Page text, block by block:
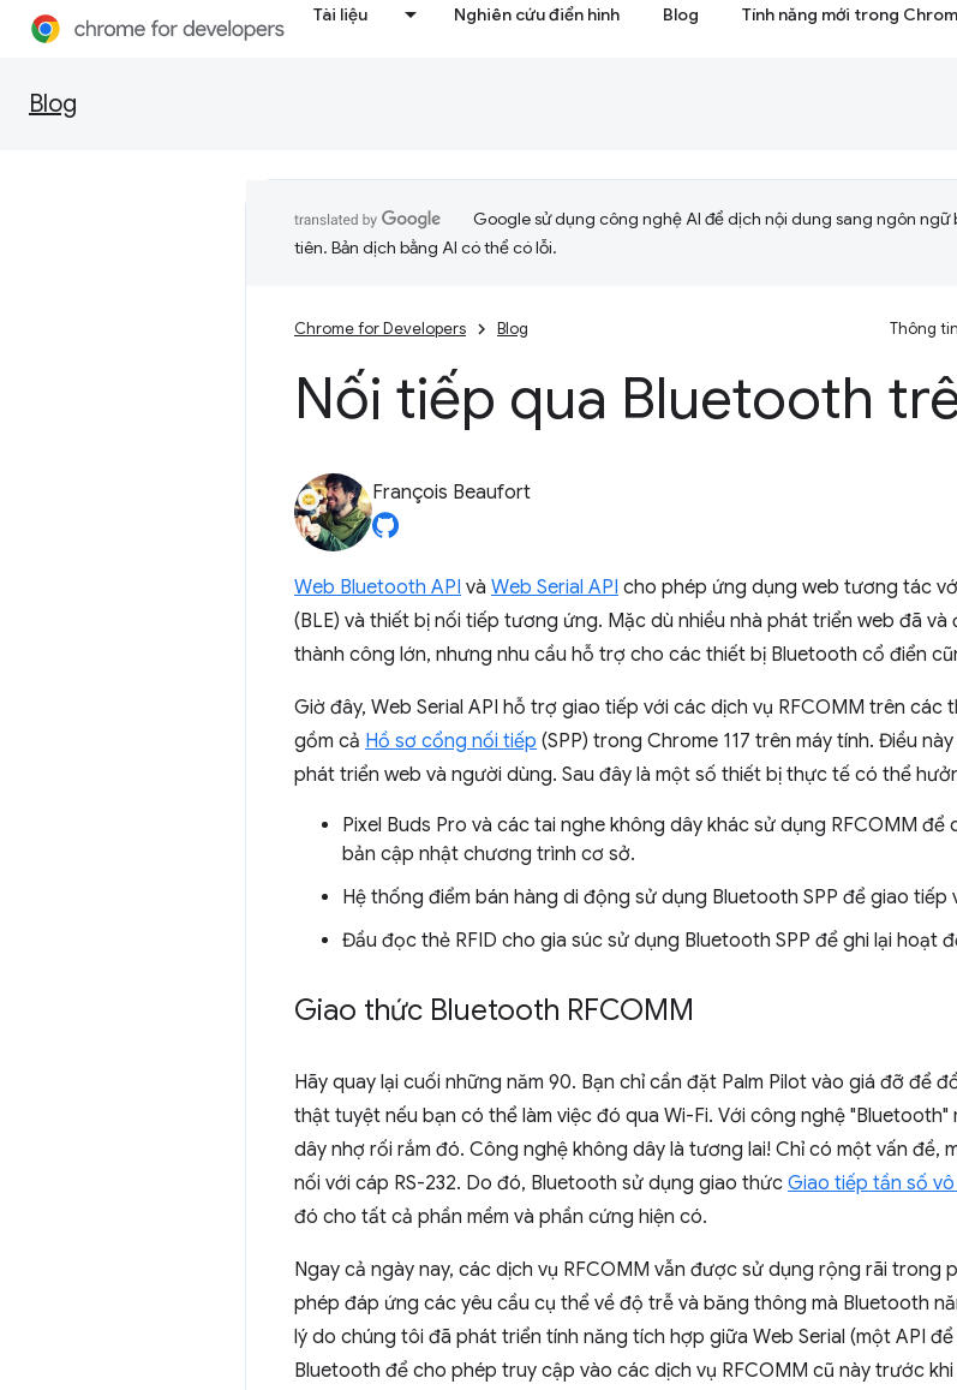
Tài liệu Nghiên cứu điển hình Blog Tính năng mới trong
Blog
Google sử dụng công nghệ AI để dịch nội dung sang ngôn ngữ
tiên. Bản dịch bằng AI có thể có lỗi.
Chrome for Developers Blog Thông
Nối tiếp qua Bluetooth
François Beaufort
Web Bluetooth API và Web Serial API cho phép ứng dụng web tương tác
(BLE) và thiết bị nối tiếp tương ứng. Mặc dù nhiều nhà phát triển web đã
thành công lớn, nhưng nhu cầu hỗ trợ cho các thiết bị Bluetooth cổ điển
Giờ đây, Web Serial API hỗ trợ giao tiếp với các dịch vụ RFCOMM trên
gồm cả Hồ sơ cổng nối tiếp (SPP) trong Chrome 117 trên máy tính. Điều
phát triển web và người dùng. Sau đây là một số thiết bị thực tế có thể
Pixel Buds Pro và các tai nghe không dây khác sử dụng RFCOMM
bản cập nhật chương trình cơ sở.
Hệ thống điểm bán hàng di động sử dụng Bluetooth SPP để giao tiếp
Đầu đọc thẻ RFID cho gia súc sử dụng Bluetooth SPP để ghi lại hoạt
Giao thức Bluetooth RFCOMM
Hãy quay lại cuối những năm 90. Bạn chỉ cần đặt Palm Pilot vào giá đỡ để
thật tuyệt nếu bạn có thể làm việc đó qua Wi-Fi. Với công nghệ
dây nhợ rối rắm đó. Công nghệ không dây là tương lai! Chỉ có một vấn đề,
nối với cáp RS-232. Do đó, Bluetooth sử dụng giao thức Giao tiếp tần số
đó cho tất cả phần mềm và phần cứng hiện có.
Ngay cả ngày nay, các dịch vụ RFCOMM vẫn được sử dụng rộng rãi trong
phép đáp ứng các yêu cầu cụ thể về độ trễ và băng thông mà Bluetooth
lý do chúng tôi đã phát triển tính năng tích hợp giữa Web Serial (một API
Bluetooth để cho phép truy cập vào các dịch vụ RFCOMM cũ này trước